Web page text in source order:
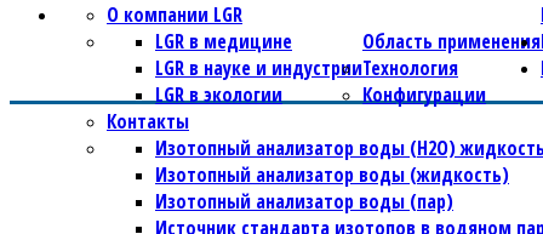
О компании LGR
Область применения
LGR в медицине
LGR в науке и индустрии
LGR в экологии
Технология
Конфигурации
Контакты
Изотопный анализатор воды (Н2О)
Изотопный анализатор воды (жидкость)
Изотопный анализатор воды (пар)
Источник стандарта изотопов в водяном